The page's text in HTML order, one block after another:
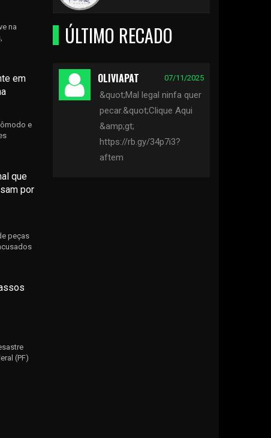
na
em
e
que
por
peças
(PF)
ÚLTIMO RECADO
OLIVIAPAT 07/11/2025
&quot;Mal legal ninfa quer
pecar.&quot;Clique Aqui
&amp;gt;
https://rb.gy/34p7i3?
aftem